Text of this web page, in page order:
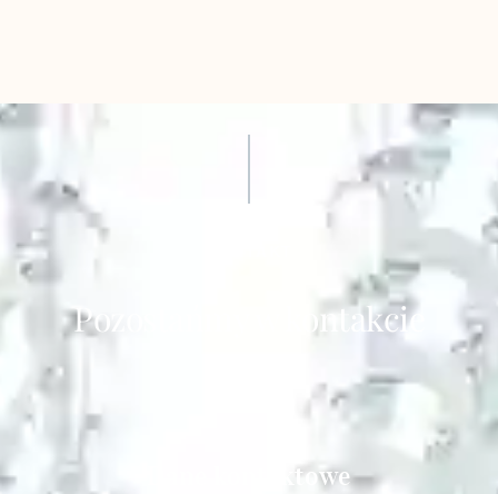
Pozostańmy w kontakcie
Dane kontaktowe